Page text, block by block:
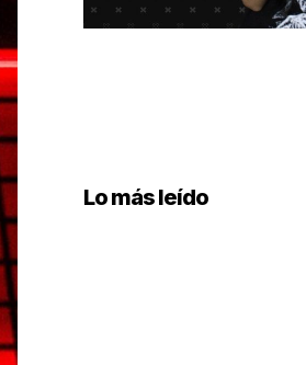
Lo más leído